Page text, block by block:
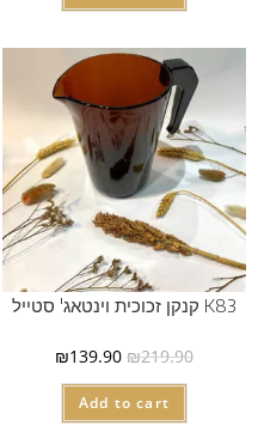
K83 קנקן זכוכית וינטאג' סטייל
₪219.90
₪139.90
Add to cart